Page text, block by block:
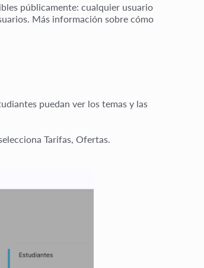
públicamente: cualquier usuario
Más información sobre cómo
puedan ver los temas y las
Tarifas, Ofertas